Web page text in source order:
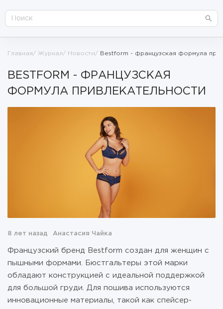
Главная Журнал Новости Bestform - французская формула
BESTFORM - ФРАНЦУЗСКАЯ
ФОРМУЛА ПРИВЛЕКАТЕЛЬНОСТИ
8 лет назад Анастасия Чайка
Французский бренд Bestform создан для женщин с
пышными формами. Бюстгальтеры этой марки
обладают конструкцией с идеальной поддержкой
для большой груди. Для пошива используются
инновационные материалы, такой как спейсер-